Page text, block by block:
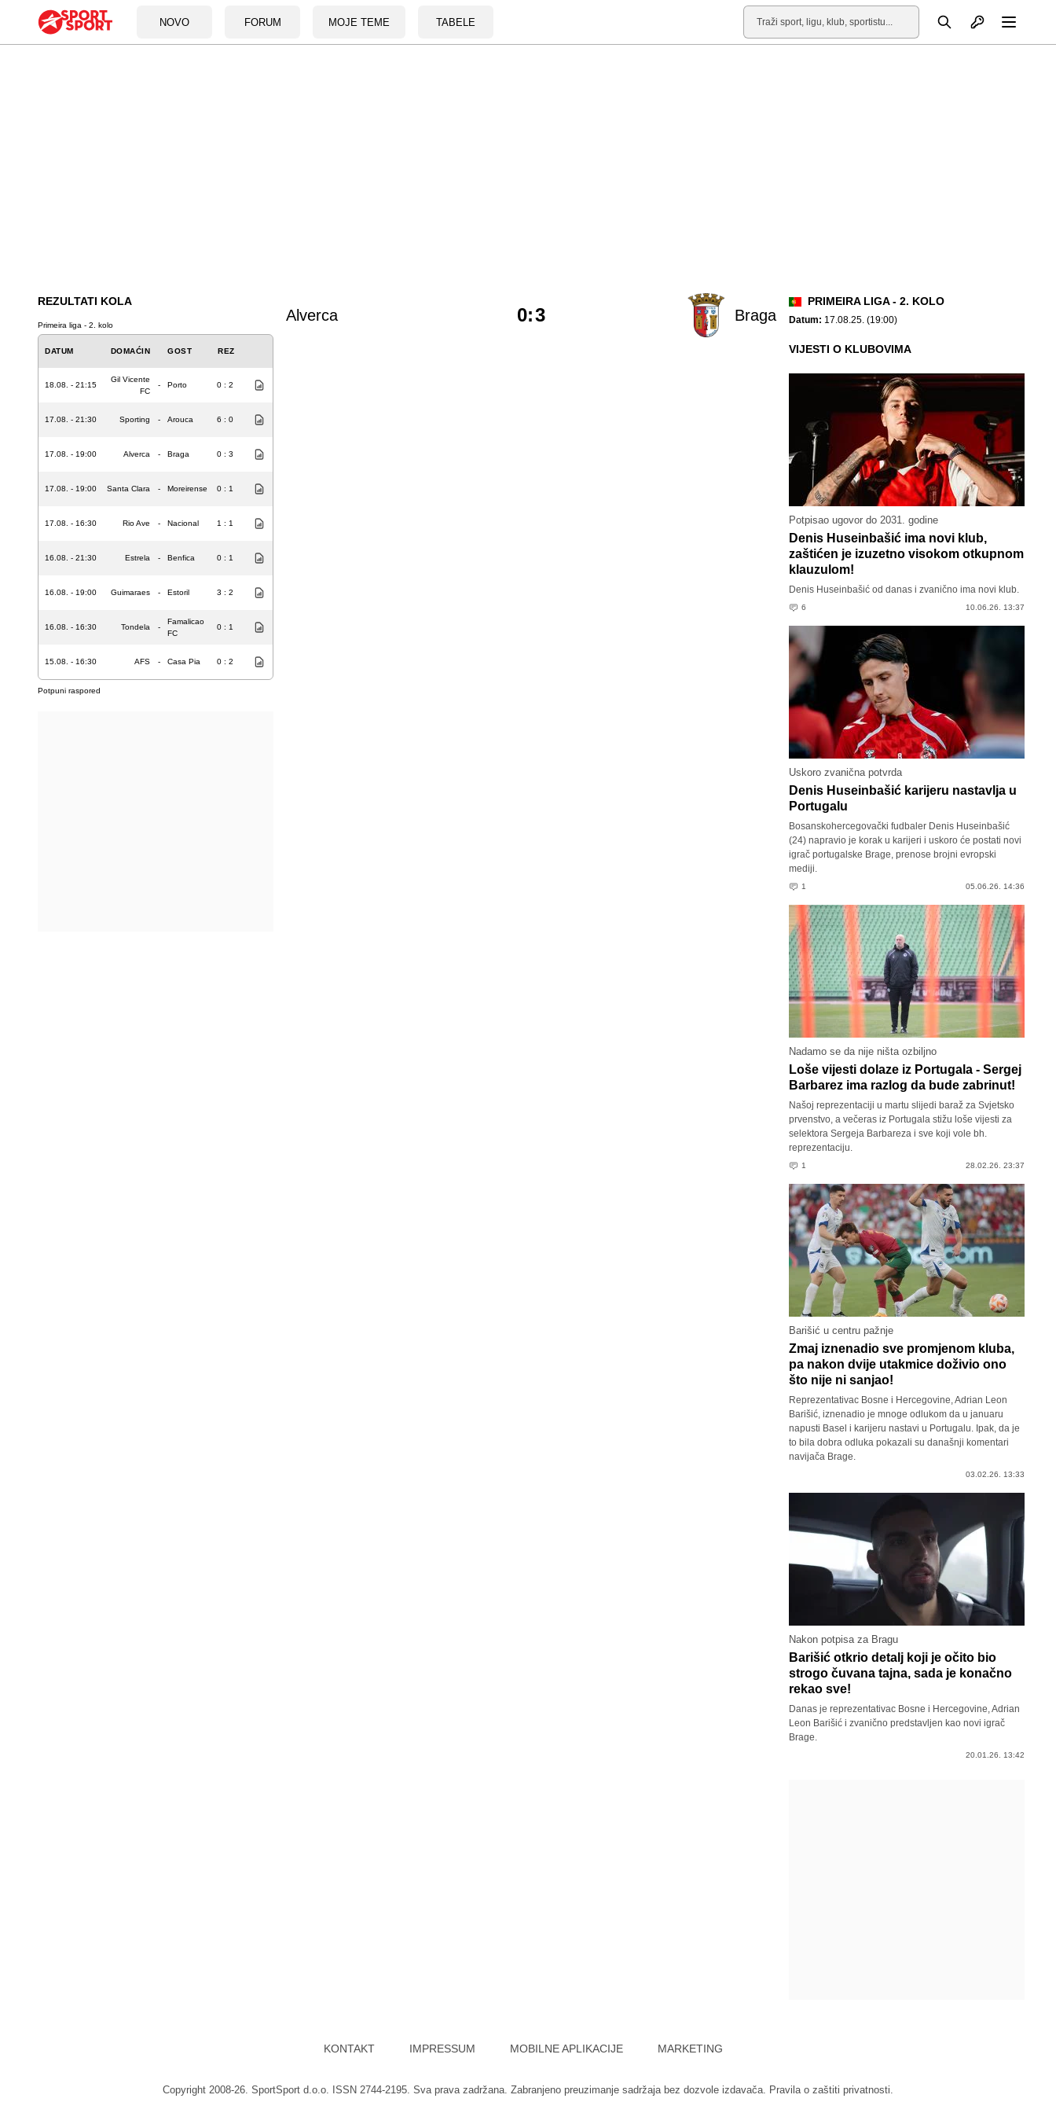
NOVO FORUM MOJE TEME TABELE
Pretraga Otvori profil
REZULTATI KOLA
Primeira liga - 2. kolo
DATUM DOMAĆIN GOST REZ
18.08. - 21:15
Gil Vicente
FC
- Porto 0 : 2
17.08. - 21:30 Sporting - Arouca 6 : 0
17.08. - 19:00 Alverca - Braga 0 : 3
17.08. - 19:00 Santa Clara - Moreirense 0 : 1
17.08. - 16:30 Rio Ave - Nacional 1 : 1
16.08. - 21:30 Estrela - Benfica 0 : 1
16.08. - 19:00 Guimaraes - Estoril 3 : 2
16.08. - 16:30 Tondela -
Famalicao
FC
0 : 1
15.08. - 16:30 AFS - Casa Pia 0 : 2
Potpuni raspored
Alverca Braga
0:3
PRIMEIRA LIGA - 2. KOLO
Datum: 17.08.25. (19:00)
VIJESTI O KLUBOVIMA
Potpisao ugovor do 2031. godine
Denis Huseinbašić ima novi klub,
zaštićen je izuzetno visokom otkupnom
klauzulom!
Denis Huseinbašić od danas i zvanično ima novi klub.
6 10.06.26. 13:37
Uskoro zvanična potvrda
Denis Huseinbašić karijeru nastavlja u
Portugalu
Bosanskohercegovački fudbaler Denis Huseinbašić
(24) napravio je korak u karijeri i uskoro će postati novi
igrač portugalske Brage, prenose brojni evropski
mediji.
1 05.06.26. 14:36
Nadamo se da nije ništa ozbiljno
Loše vijesti dolaze iz Portugala - Sergej
Barbarez ima razlog da bude zabrinut!
Našoj reprezentaciji u martu slijedi baraž za Svjetsko
prvenstvo, a večeras iz Portugala stižu loše vijesti za
selektora Sergeja Barbareza i sve koji vole bh.
reprezentaciju.
1 28.02.26. 23:37
Barišić u centru pažnje
Zmaj iznenadio sve promjenom kluba,
pa nakon dvije utakmice doživio ono
što nije ni sanjao!
Reprezentativac Bosne i Hercegovine, Adrian Leon
Barišić, iznenadio je mnoge odlukom da u januaru
napusti Basel i karijeru nastavi u Portugalu. Ipak, da je
to bila dobra odluka pokazali su današnji komentari
navijača Brage.
03.02.26. 13:33
Nakon potpisa za Bragu
Barišić otkrio detalj koji je očito bio
strogo čuvana tajna, sada je konačno
rekao sve!
Danas je reprezentativac Bosne i Hercegovine, Adrian
Leon Barišić i zvanično predstavljen kao novi igrač
Brage.
20.01.26. 13:42
KONTAKT IMPRESSUM MOBILNE APLIKACIJE MARKETING
Copyright 2008-26. SportSport d.o.o. ISSN 2744-2195. Sva prava zadržana. Zabranjeno preuzimanje sadržaja bez dozvole izdavača. Pravila o zaštiti privatnosti.